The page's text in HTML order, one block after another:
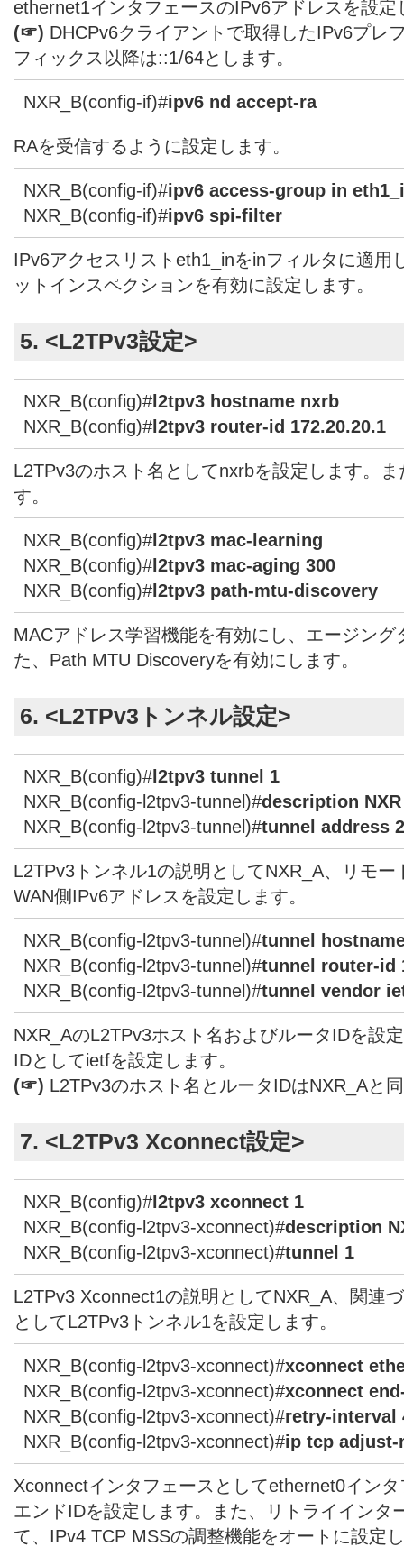
ethernet1インタフェースのIPv6アドレスを設定
(☞) DHCPv6クライアントで取得したIPv6プレ
フィックス以降は::1/64とします。
NXR_B(config-if)#ipv6 nd accept-ra
RAを受信するように設定します。
NXR_B(config-if)#ipv6 access-group in
NXR_B(config-if)#ipv6 spi-filter
IPv6アクセスリストeth1_inをinフィルタに適用
ットインスペクションを有効に設定します。
5. <L2TPv3設定>
NXR_B(config)#l2tpv3 hostname nxrb
NXR_B(config)#l2tpv3 router-id 172.20.20.1
L2TPv3のホスト名としてnxrbを設定します。
す。
NXR_B(config)#l2tpv3 mac-learning
NXR_B(config)#l2tpv3 mac-aging 300
NXR_B(config)#l2tpv3 path-mtu-discovery
MACアドレス学習機能を有効にし、エージン
た、Path MTU Discoveryを有効にします。
6. <L2TPv3トンネル設定>
NXR_B(config)#l2tpv3 tunnel 1
NXR_B(config-l2tpv3-tunnel)#description
NXR_B(config-l2tpv3-tunnel)#tunnel address
L2TPv3トンネル1の説明としてNXR_A、リモー
WAN側IPv6アドレスを設定します。
NXR_B(config-l2tpv3-tunnel)#tunnel
NXR_B(config-l2tpv3-tunnel)#tunnel router-id
NXR_B(config-l2tpv3-tunnel)#tunnel vendor
NXR_AのL2TPv3ホスト名およびルータIDを設
IDとしてietfを設定します。
(☞) L2TPv3のホスト名とルータIDはNXR_Aと
7. <L2TPv3 Xconnect設定>
NXR_B(config)#l2tpv3 xconnect 1
NXR_B(config-l2tpv3-xconnect)#description
NXR_B(config-l2tpv3-xconnect)#tunnel 1
L2TPv3 Xconnect1の説明としてNXR_A、関連
としてL2TPv3トンネル1を設定します。
NXR_B(config-l2tpv3-xconnect)#xconnect
NXR_B(config-l2tpv3-xconnect)#xconnect
NXR_B(config-l2tpv3-xconnect)#retry-interval
NXR_B(config-l2tpv3-xconnect)#ip tcp adjust-
Xconnectインタフェースとしてethernet0イン
エンドIDを設定します。また、リトライインタ
て、IPv4 TCP MSSの調整機能をオートに設定